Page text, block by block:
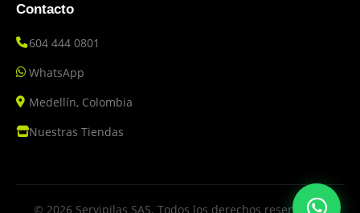
Contacto
604 444 0801
WhatsApp
Medellín, Colombia
Nuestras Tiendas
© 2026 Servipilas SAS. Todos los derechos reservados.